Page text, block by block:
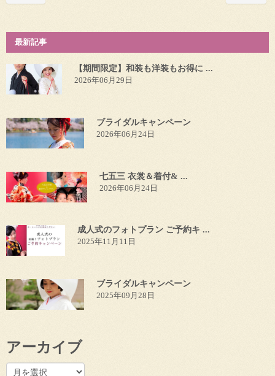
最新記事
【期間限定】和装も洋装もお得に ...
2026年06月29日
ブライダルキャンペーン
2026年06月24日
七五三 衣裳＆着付& ...
2026年06月24日
成人式のフォトプラン ご予約キ ...
2025年11月11日
ブライダルキャンペーン
2025年09月28日
アーカイブ